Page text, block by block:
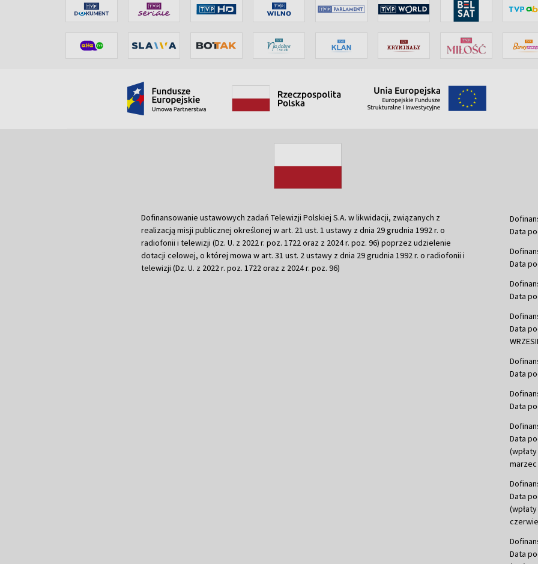
Dofinansowanie ustawowych zadań Telewizji Polskiej S.A. w likwidacji, związanych z
realizacją misji publicznej określonej w art. 21 ust. 1 ustawy z dnia 29 grudnia 1992 r. o
radiofonii i telewizji (Dz. U. z 2022 r. poz. 1722 oraz z 2024 r. poz. 96) poprzez udzielenie
dotacji celowej, o której mowa w art. 31 ust. 2 ustawy z dnia 29 grudnia 1992 r. o radiofonii i
telewizji (Dz. U. z 2022 r. poz. 1722 oraz z 2024 r. poz. 96)
Data
Data
Data
Data
Data
Data
Data
marzec
Data
Data